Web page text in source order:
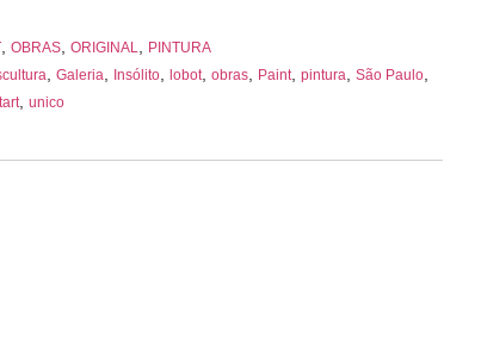
OBRAS ORIGINAL PINTURA
Galeria Insólito lobot obras Paint pintura São Paulo
unico